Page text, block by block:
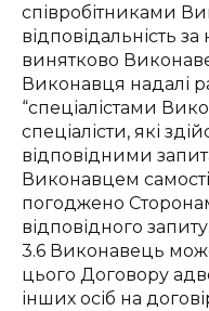
співробітниками
відповідальність
винятково
Виконавця надалі
“спеціалістами
спеціалісти, які
відповідними
Виконавцем
погоджено
відповідного запиту.
3.6 Виконавець
цього Договору
інших осіб на